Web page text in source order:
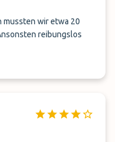
mussten wir etwa 20
reibungslos